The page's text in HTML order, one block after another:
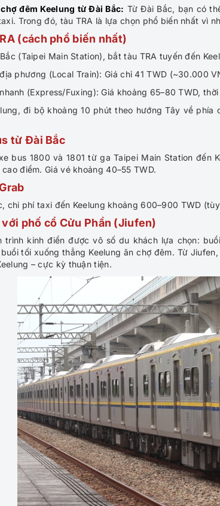
đêm Keelung từ Đài Bắc: Từ Đài Bắc, bạn có
Trong đó, tàu TRA là lựa chọn phổ biến nhất vì
(cách phổ biến nhất)
(Taipei Main Station), bắt tàu TRA tuyến đến
phương (Local Train): Giá chỉ 41 TWD (~30.000
(Express/Fuxing): Giá khoảng 65–80 TWD,
đi bộ khoảng 10 phút theo hướng Tây về
từ Đài Bắc
bus 1800 và 1801 từ ga Taipei Main Station
điểm. Giá vé khoảng 40–55 TWD.
chi phí taxi đến Keelung khoảng 600–900 TWD
phố cổ Cửu Phần (Jiufen)
trình kinh điển được vô số du khách lựa chọn:
tối xuống thẳng Keelung ăn chợ đêm. Từ
– cực kỳ thuận tiện.